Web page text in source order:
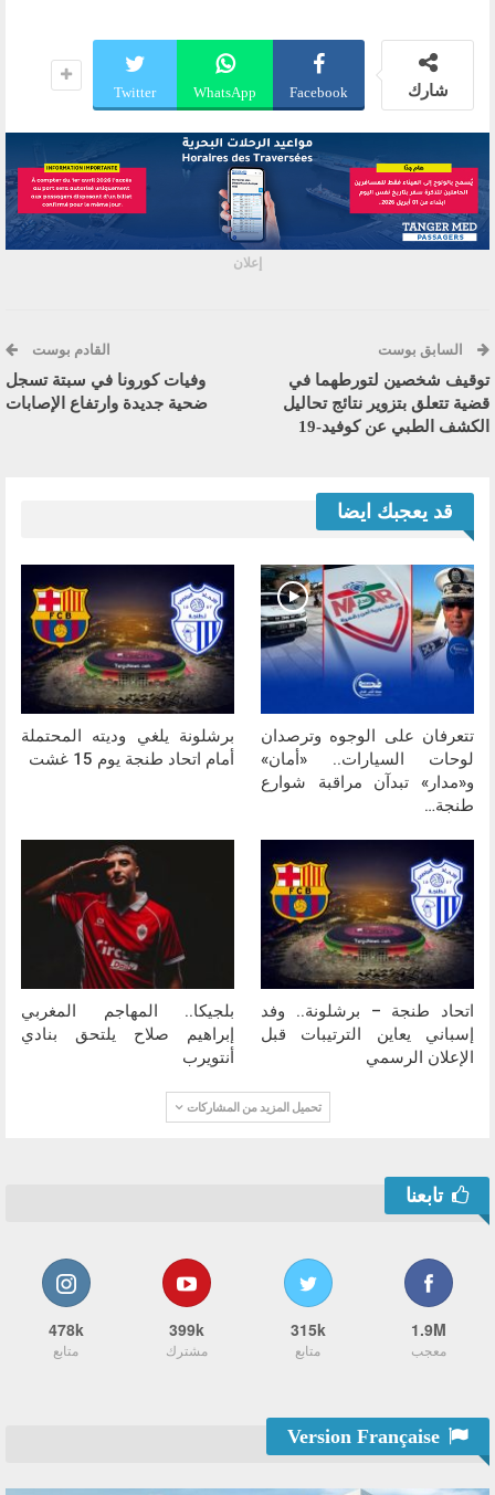
شارك Facebook
WhatsApp
Twitter
إعلان
السابق بوست
توقيف شخصين لتورطهما في
قضية تتعلق بتزوير نتائج تحاليل
الكشف الطبي عن كوفيد-19
القادم بوست
وفيات كورونا في سبتة تسجل
ضحية جديدة وارتفاع الإصابات
قد يعجبك ايضا
تتعرفان على الوجوه وترصدان
لوحات السيارات.. «أمان»
و«مدار» تبدآن مراقبة شوارع
طنجة…
برشلونة يلغي وديته المحتملة
أمام اتحاد طنجة يوم 15 غشت
اتحاد طنجة – برشلونة.. وفد
إسباني يعاين الترتيبات قبل
الإعلان الرسمي
بلجيكا.. المهاجم المغربي
إبراهيم صلاح يلتحق بنادي
أنتويرب
تحميل المزيد من المشاركات
تابعنا
1.9M
معجب
315k
متابع
399k
مشترك
478k
متابع